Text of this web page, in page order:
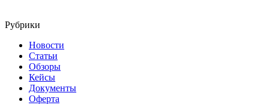
Рубрики
Новости
Статьи
Обзоры
Кейсы
Документы
Оферта